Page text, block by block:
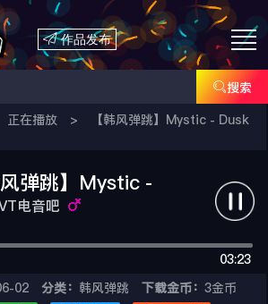
作品发布
搜索
正在播放 >
【韩风弹跳】Mystic - Dusk
风弹跳】Mystic -
Till Dawn (remix)
电音吧
03:23
02 分类： 韩风弹跳 下载金币： 3金币